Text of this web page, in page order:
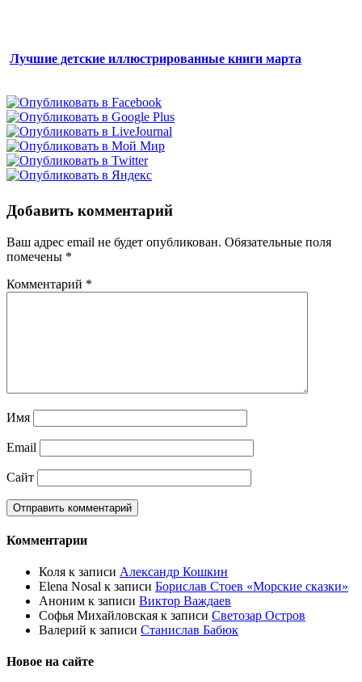
Лучшие детские иллюстрированные книги марта
Добавить комментарий
Ваш адрес email не будет опубликован. Обязательные поля
помечены *
Комментарий *
Имя
Email
Сайт
Комментарии
Коля к записи Александр Кошкин
Elena Nosal к записи Борислав Стоев «Морские сказки»
Аноним к записи Виктор Важдаев
Софья Михайловская к записи Светозар Остров
Валерий к записи Станислав Бабюк
Новое на сайте